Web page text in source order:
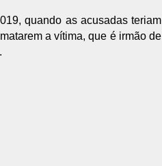
quando as acusadas teriam
a vítima, que é irmão de